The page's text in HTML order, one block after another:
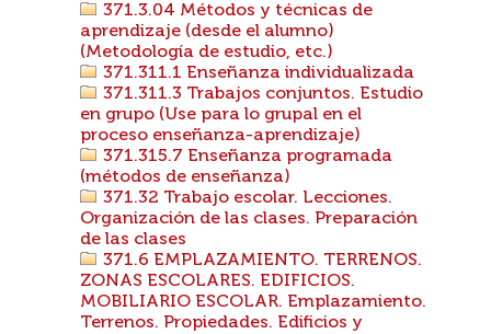
371.3.04 Métodos y técnicas de
aprendizaje (desde el alumno)
(Metodología de estudio, etc.)
371.311.1 Enseñanza individualizada
371.311.3 Trabajos conjuntos. Estudio
en grupo (Use para lo grupal en el
proceso enseñanza-aprendizaje)
371.315.7 Enseñanza programada
(métodos de enseñanza)
371.32 Trabajo escolar. Lecciones.
Organización de las clases. Preparación
de las clases
371.6 EMPLAZAMIENTO. TERRENOS.
ZONAS ESCOLARES. EDIFICIOS.
MOBILIARIO ESCOLAR. Emplazamiento.
Terrenos. Propiedades. Edificios y